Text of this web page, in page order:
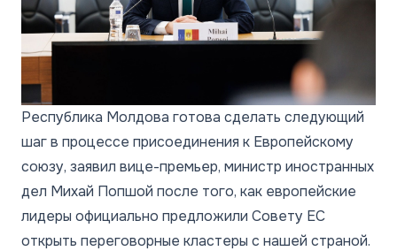
Республика Молдова готова сделать следующий
шаг в процессе присоединения к Европейскому
союзу, заявил вице-премьер, министр иностранных
дел Михай Попшой после того, как европейские
лидеры официально предложили Совету ЕС
открыть переговорные кластеры с нашей страной.